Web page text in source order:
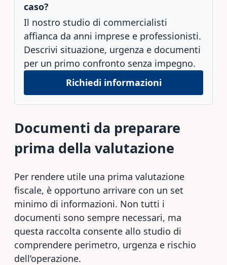
caso?
Il nostro studio di commercialisti
affianca da anni imprese e professionisti.
Descrivi situazione, urgenza e documenti
per un primo confronto senza impegno.
Richiedi informazioni
Documenti da preparare
prima della valutazione
Per rendere utile una prima valutazione
fiscale, è opportuno arrivare con un set
minimo di informazioni. Non tutti i
documenti sono sempre necessari, ma
questa raccolta consente allo studio di
comprendere perimetro, urgenza e rischio
dell’operazione.